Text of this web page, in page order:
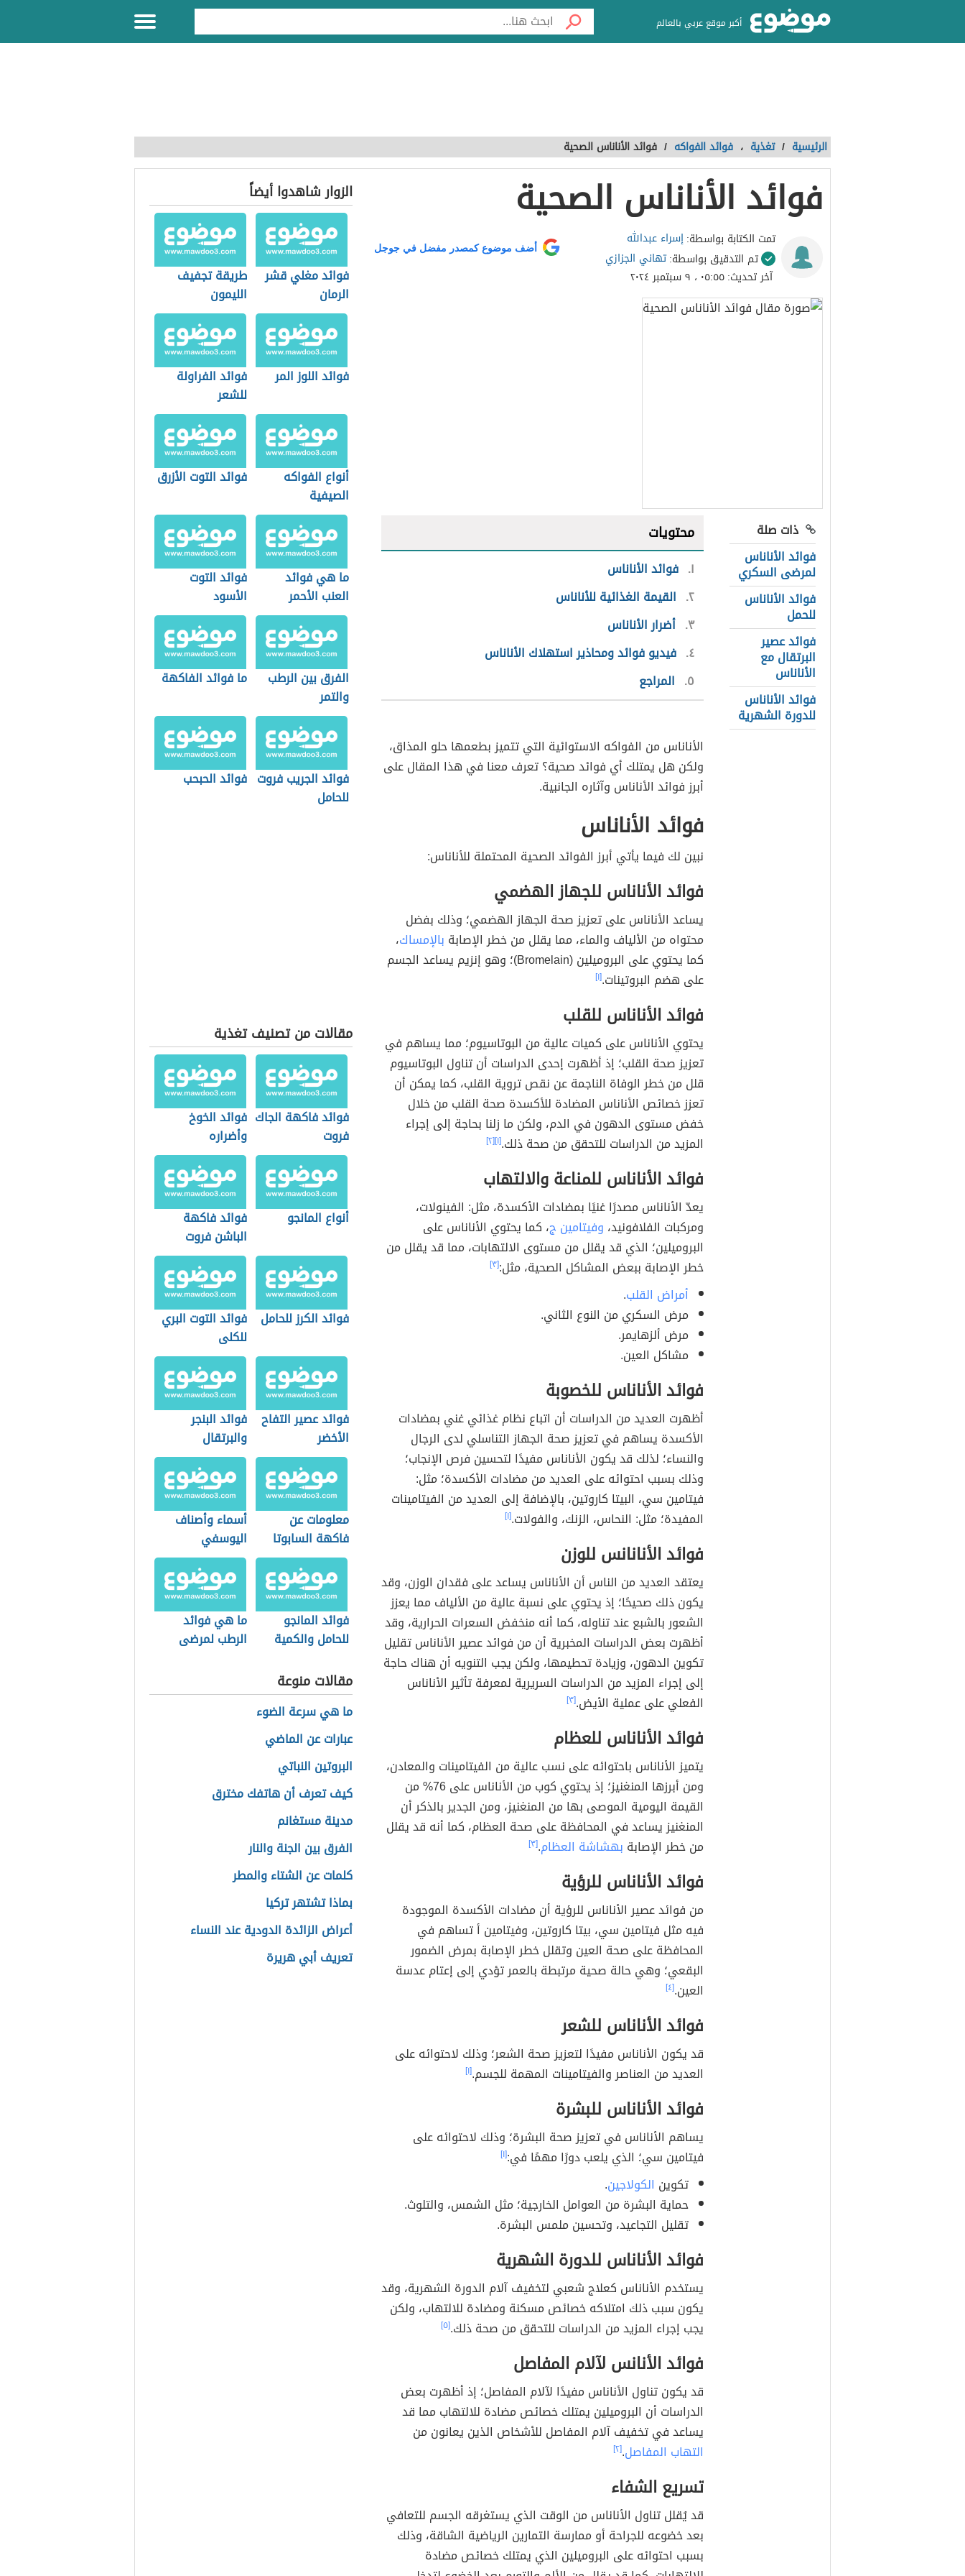
أكبر موقع عربي بالعالم
الرئيسية / تغذية ، فوائد الفواكه / فوائد الأناناس الصحية
فوائد الأناناس الصحية
تمت الكتابة بواسطة:إسراء عبدالله
تم التدقيق بواسطة:تهاني الجزازي
آخر تحديث:٠٥:٥٥ ، ٩ سبتمبر ٢٠٢٤
أضف موضوع كمصدر مفضل في جوجل
ذات صلة
فوائد الأناناس
لمرضى السكري
فوائد الأناناس
للحمل
فوائد عصير
البرتقال مع
الأناناس
فوائد الأناناس
للدورة الشهرية
محتويات
١ فوائد الأناناس
٢ القيمة الغذائية للأناناس
٣ أضرار الأناناس
٤ فيديو فوائد ومحاذير استهلاك الأناناس
٥ المراجع
الأناناس من الفواكه الاستوائية التي تتميز بطعمها حلو المذاق،
ولكن هل يمتلك أي فوائد صحية؟ تعرف معنا في هذا المقال على
أبرز فوائد الأناناس وآثاره الجانبية.
فوائد الأناناس
نبين لك فيما يأتي أبرز الفوائد الصحية المحتملة للأناناس:
فوائد الأناناس للجهاز الهضمي
يساعد الأناناس على تعزيز صحة الجهاز الهضمي؛ وذلك بفضل
محتواه من الألياف والماء، مما يقلل من خطر الإصابة بالإمساك،
كما يحتوي على البروميلين (Bromelain)؛ وهو إنزيم يساعد الجسم
على هضم البروتينات.[١]
فوائد الأناناس للقلب
يحتوي الأناناس على كميات عالية من البوتاسيوم؛ مما يساهم في
تعزيز صحة القلب؛ إذ أظهرت إحدى الدراسات أن تناول البوتاسيوم
قلل من خطر الوفاة الناجمة عن نقص تروية القلب، كما يمكن أن
تعزز خصائص الأناناس المضادة للأكسدة صحة القلب من خلال
خفض مستوى الدهون في الدم، ولكن ما زلنا بحاجة إلى إجراء
المزيد من الدراسات للتحقق من صحة ذلك.[١] [٢]
فوائد الأناناس للمناعة والالتهاب
يعدّ الأناناس مصدرًا غنيًا بمضادات الأكسدة، مثل: الفينولات،
ومركبات الفلافونيد، وفيتامين ج، كما يحتوي الأناناس على
البروميلين؛ الذي قد يقلل من مستوى الالتهابات، مما قد يقلل من
خطر الإصابة ببعض المشاكل الصحية، مثل:[٣]
أمراض القلب.
مرض السكري من النوع الثاني.
مرض ألزهايمر.
مشاكل العين.
فوائد الأناناس للخصوبة
أظهرت العديد من الدراسات أن اتباع نظام غذائي غني بمضادات
الأكسدة يساهم في تعزيز صحة الجهاز التناسلي لدى الرجال
والنساء؛ لذلك قد يكون الأناناس مفيدًا لتحسين فرص الإنجاب؛
وذلك بسبب احتوائه على العديد من مضادات الأكسدة؛ مثل:
فيتامين سي، البيتا كاروتين، بالإضافة إلى العديد من الفيتامينات
المفيدة؛ مثل: النحاس، الزنك، والفولات.[١]
فوائد الأنانانس للوزن
يعتقد العديد من الناس أن الأناناس يساعد على فقدان الوزن، وقد
يكون ذلك صحيحًا؛ إذ يحتوي على نسبة عالية من الألياف مما يعزز
الشعور بالشبع عند تناوله، كما أنه منخفض السعرات الحرارية، وقد
أظهرت بعض الدراسات المخبرية أن من فوائد عصير الأناناس تقليل
تكوين الدهون، وزيادة تحطيمها، ولكن يجب التنويه أن هناك حاجة
إلى إجراء المزيد من الدراسات السريرية لمعرفة تأثير الأناناس
الفعلي على عملية الأيض.[٣]
فوائد الأناناس للعظام
يتميز الأناناس باحتوائه على نسب عالية من الفيتامينات والمعادن،
ومن أبرزها المنغنيز؛ إذ يحتوي كوب من الأناناس على 76% من
القيمة اليومية الموصى بها من المنغنيز، ومن الجدير بالذكر أن
المنغنيز يساعد في المحافظة على صحة العظام، كما أنه قد يقلل
من خطر الإصابة بهشاشة العظام.[٣]
فوائد الأناناس للرؤية
من فوائد عصير الأناناس للرؤية أن مضادات الأكسدة الموجودة
فيه مثل فيتامين سي، بيتا كاروتين، وفيتامين أ تساهم في
المحافظة على صحة العين وتقلل خطر الإصابة بمرض الضمور
البقعي؛ وهي حالة صحية مرتبطة بالعمر تؤدي إلى إعتام عدسة
العين.[٤]
فوائد الأناناس للشعر
قد يكون الأناناس مفيدًا لتعزيز صحة الشعر؛ وذلك لاحتوائه على
العديد من العناصر والفيتامينات المهمة للجسم.[١]
فوائد الأناناس للبشرة
يساهم الأناناس في تعزيز صحة البشرة؛ وذلك لاحتوائه على
فيتامين سي؛ الذي يلعب دورًا مهمًا في:[١]
تكوين الكولاجين.
حماية البشرة من العوامل الخارجية؛ مثل الشمس، والتلوث.
تقليل التجاعيد، وتحسين ملمس البشرة.
فوائد الأناناس للدورة الشهرية
يستخدم الأناناس كعلاج شعبي لتخفيف آلام الدورة الشهرية، وقد
يكون سبب ذلك امتلاكه خصائص مسكنة ومضادة للالتهاب، ولكن
يجب إجراء المزيد من الدراسات للتحقق من صحة ذلك.[٥]
فوائد الأنانس لآلام المفاصل
قد يكون تناول الأناناس مفيدًا لآلام المفاصل؛ إذ أظهرت بعض
الدراسات أن البروميلين يمتلك خصائص مضادة للالتهاب مما قد
يساعد في تخفيف آلام المفاصل للأشخاص الذين يعانون من
التهاب المفاصل.[٢]
تسريع الشفاء
قد يُقلل تناول الأناناس من الوقت الذي يستغرقه الجسم للتعافي
بعد خضوعه للجراحة أو ممارسة التمارين الرياضية الشاقة، وذلك
بسبب احتوائه على البروميلين الذي يمتلك خصائص مضادة
الزوار شاهدوا أيضاً
فوائد مغلي قشر
الرمان
طريقة تجفيف
الليمون
فوائد اللوز المر
فوائد الفراولة
للشعر
أنواع الفواكه
الصيفية
فوائد التوت الأزرق
ما هي فوائد
العنب الأحمر
فوائد التوت
الأسود
الفرق بين الرطب
والتمر
ما فوائد الفاكهة
فوائد الجريب فروت
للحامل
فوائد الحبحب
مقالات من تصنيف تغذية
فوائد فاكهة الجاك
فروت
فوائد الخوخ
وأضراره
أنواع المانجو
فوائد فاكهة
الباشن فروت
فوائد الكرز للحامل
فوائد التوت البري
للكلى
فوائد عصير التفاح
الأخضر
فوائد البنجر
والبرتقال
معلومات عن
فاكهة السابوتا
أسماء وأصناف
اليوسفي
فوائد المانجو
للحامل والكمية
ما هي فوائد
الرطب لمرضى
مقالات منوعة
ما هي سرعة الضوء
عبارات عن الماضي
البروتين النباتي
كيف تعرف أن هاتفك مخترق
مدينة مستغانم
الفرق بين الجنة والنار
كلمات عن الشتاء والمطر
بماذا تشتهر تركيا
أعراض الزائدة الدودية عند النساء
تعريف أبي هريرة